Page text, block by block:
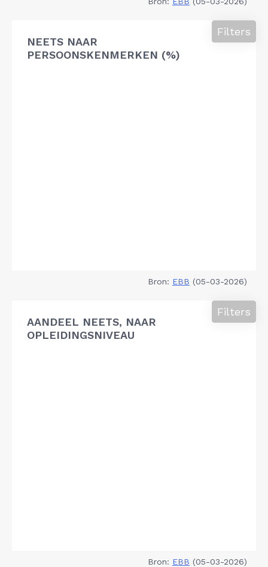
NEETS NAAR
PERSOONSKENMERKEN (%)
Filters
Bron: EBB (05-03-2026)
AANDEEL NEETS, NAAR
OPLEIDINGSNIVEAU
Filters
Bron: EBB (05-03-2026)